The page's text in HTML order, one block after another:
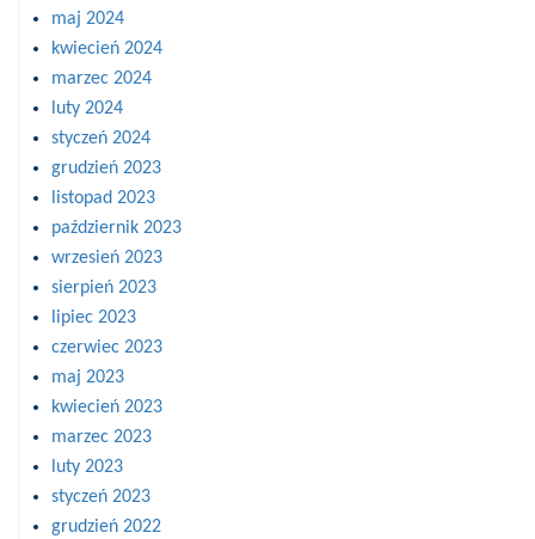
maj 2024
kwiecień 2024
marzec 2024
luty 2024
styczeń 2024
grudzień 2023
listopad 2023
październik 2023
wrzesień 2023
sierpień 2023
lipiec 2023
czerwiec 2023
maj 2023
kwiecień 2023
marzec 2023
luty 2023
styczeń 2023
grudzień 2022